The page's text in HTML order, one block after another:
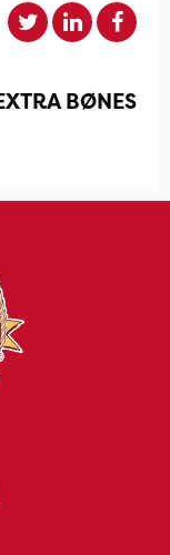
BØNES